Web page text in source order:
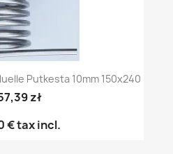
Putkesta 10mm 150x240
zł
€tax incl.